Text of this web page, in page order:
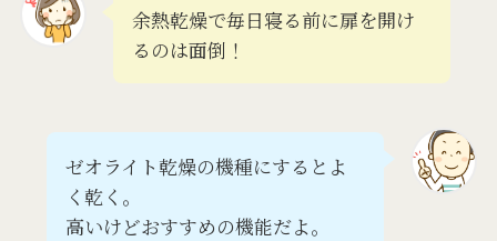
余熱乾燥で毎日寝る前に扉を開け
るのは面倒！
ゼオライト乾燥の機種にするとよ
く乾く。
高いけどおすすめの機能だよ。